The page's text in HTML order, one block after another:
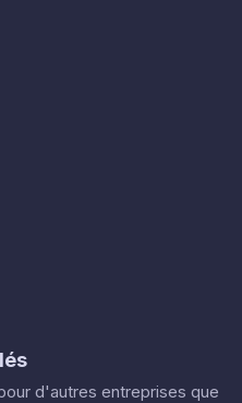
d'autres entreprises que